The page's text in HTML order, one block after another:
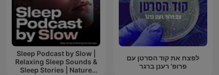
Sleep Podcast by Slow |
Relaxing Sleep Sounds &
Sleep Stories | Nature
לפצח את קוד הסרטן עם
פרופ' רענן ברגר